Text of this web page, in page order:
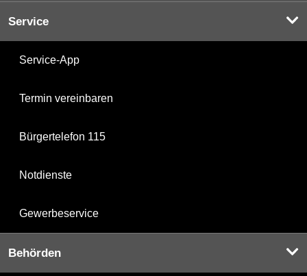
Service
Service-App
Termin vereinbaren
Bürgertelefon 115
Notdienste
Gewerbeservice
Behörden